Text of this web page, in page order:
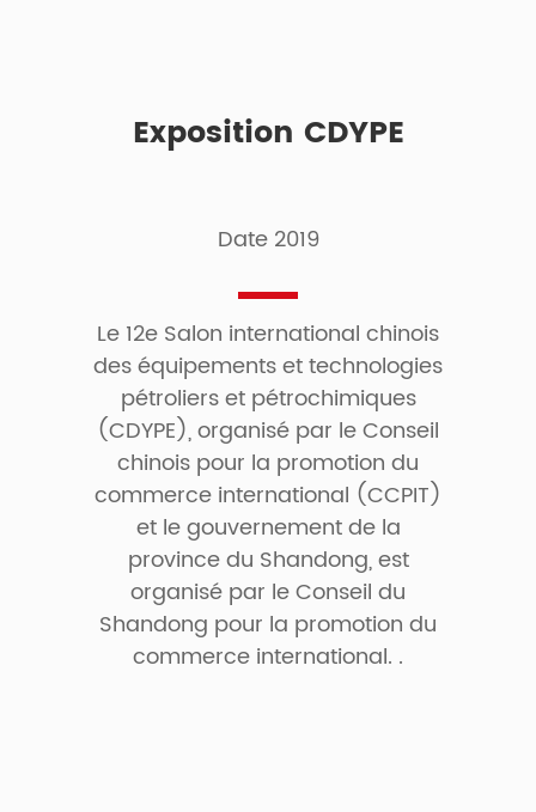
Exposition CDYPE
Date 2019
Le 12e Salon international chinois
des équipements et technologies
pétroliers et pétrochimiques
(CDYPE), organisé par le Conseil
chinois pour la promotion du
commerce international (CCPIT)
et le gouvernement de la
province du Shandong, est
organisé par le Conseil du
Shandong pour la promotion du
commerce international. .